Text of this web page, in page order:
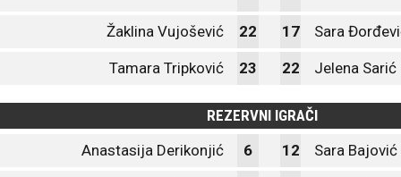
Žaklina Vujošević 22 17 Sara
Tamara Tripković 23 22 Jelena Sarić
REZERVNI IGRAČI
Anastasija Derikonjić
6 12 Sara Bajović